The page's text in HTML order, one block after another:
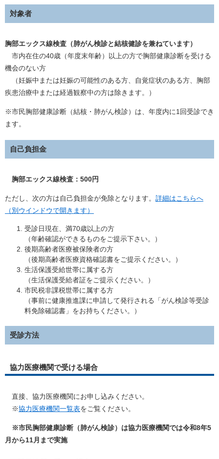
対象者
胸部エックス線検査（肺がん検診と結核健診を兼ねています）
市内在住の40歳（年度末年齢）以上の方で胸部健康診断を受ける
機会のない方
（妊娠中または妊娠の可能性のある方、自覚症状のある方、胸部
疾患治療中または経過観察中の方は除きます。）
※市民胸部健康診断（結核・肺がん検診）は、年度内に1回受診でき
ます。
自己負担金
胸部エックス線検査：500円
ただし、次の方は自己負担金が免除となります。 詳細はこちらへ
（別ウインドウで開きます）
受診日現在、満70歳以上の方
（年齢確認ができるものをご提示下さい。）
後期高齢者医療被保険者の方
（後期高齢者医療資格確認書をご提示ください。）
生活保護受給世帯に属する方
（生活保護受給者証をご提示ください。）
市民税非課税世帯に属する方
（事前に健康推進課に申請して発行される「がん検診等受診
料免除確認書」をお持ちください。）
受診方法
協力医療機関で受ける場合
直接、協力医療機関にお申し込みください。
※協力医療機関一覧表をご覧ください。
※市民胸部健康診断（肺がん検診）は協力医療機関では令和8年5
月から11月まで実施